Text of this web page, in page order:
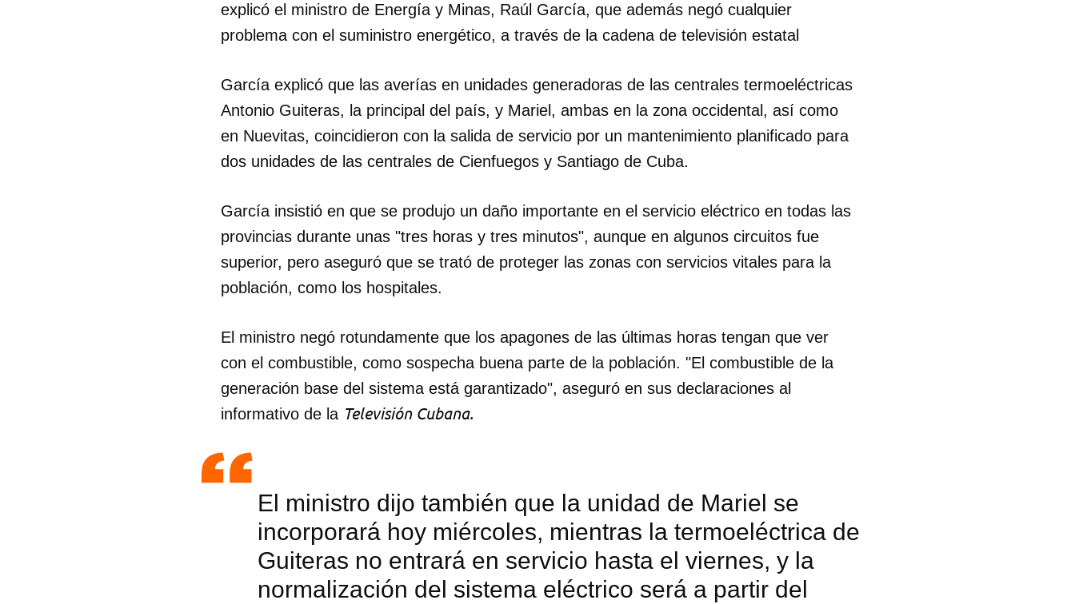
explicó el ministro de Energía y Minas, Raúl García, que además negó cualquier
problema con el suministro energético, a través de la cadena de televisión estatal
García explicó que las averías en unidades generadoras de las centrales termoeléctricas
Antonio Guiteras, la principal del país, y Mariel, ambas en la zona occidental, así como
en Nuevitas, coincidieron con la salida de servicio por un mantenimiento planificado para
dos unidades de las centrales de Cienfuegos y Santiago de Cuba.
García insistió en que se produjo un daño importante en el servicio eléctrico en todas las
provincias durante unas "tres horas y tres minutos", aunque en algunos circuitos fue
superior, pero aseguró que se trató de proteger las zonas con servicios vitales para la
población, como los hospitales.
El ministro negó rotundamente que los apagones de las últimas horas tengan que ver
con el combustible, como sospecha buena parte de la población. "El combustible de la
generación base del sistema está garantizado", aseguró en sus declaraciones al
informativo de la Televisión Cubana.
El ministro dijo también que la unidad de Mariel se
incorporará hoy miércoles, mientras la termoeléctrica de
Guiteras no entrará en servicio hasta el viernes, y la
normalización del sistema eléctrico será a partir del